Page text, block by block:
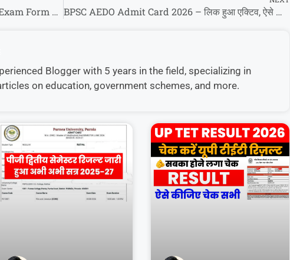
Purnea University UG 3rd Semester Exam Form 2024-28 रेगुलर और बैकलॉग का परीक्षा फॉर्म भरने के लिए तिथि जारी। BPSC AEDO Admit Card 2026 – लिक हुआ एक्टिव, ऐसे करें डाउनलोड।
Blogger with 5 years in the field, specializing in
on education, government schemes, and more.